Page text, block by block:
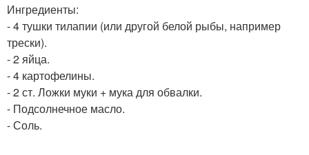
Ингредиенты:
- 4 тушки тилапии (или другой белой рыбы, например
трески).
- 2 яйца.
- 4 картофелины.
- 2 ст. Ложки муки + мука для обвалки.
- Подсолнечное масло.
- Соль.